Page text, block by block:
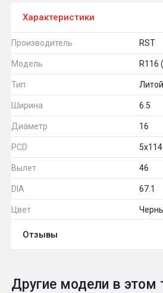
Характеристики
Производитель RST
Модель R116
Тип Литой
Ширина 6.5
Диаметр 16
PCD
Вылет 46
DIA 67.1
Цвет
Отзывы
Общий рейтинг
Другие модели в этом